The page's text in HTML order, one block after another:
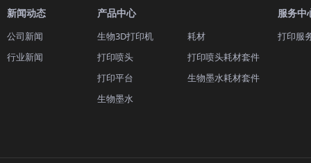
新闻动态
公司新闻
行业新闻
产品中心
生物3D打印机
打印喷头
打印平台
生物墨水
耗材
打印喷头耗材套件
生物墨水耗材套件
服务中
打印服